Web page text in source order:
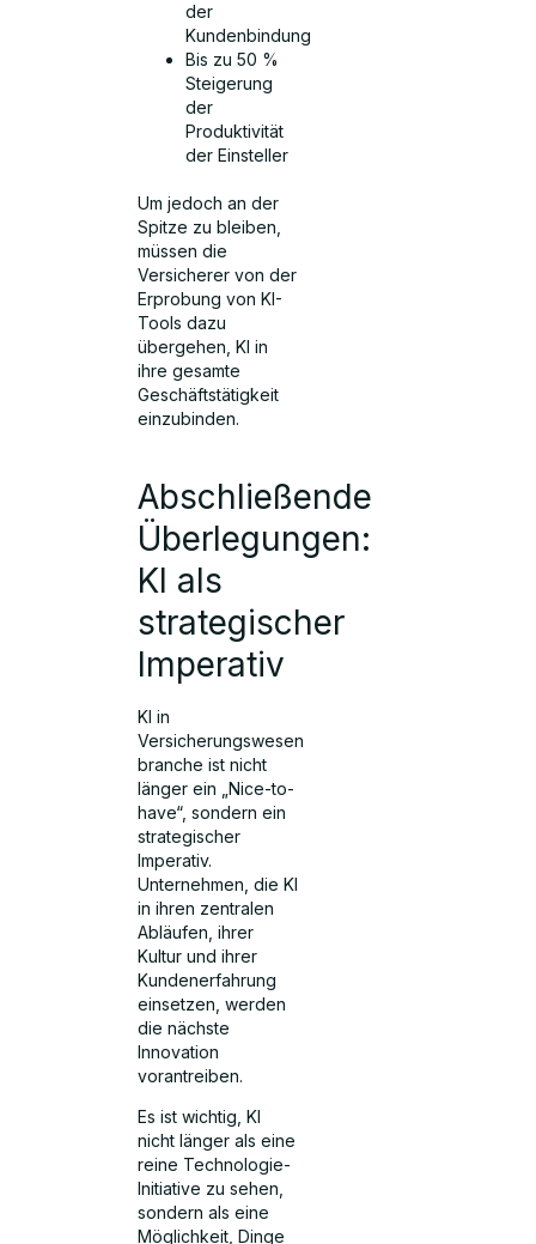
der
Kundenbindung
Bis zu 50 %
Steigerung
der
Produktivität
der Einsteller
Um jedoch an der
Spitze zu bleiben,
müssen die
Versicherer von der
Erprobung von KI-
Tools dazu
übergehen, KI in
ihre gesamte
Geschäftstätigkeit
einzubinden.
Abschließende
Überlegungen:
KI als
strategischer
Imperativ
KI in
Versicherungswesen
branche ist nicht
länger ein „Nice-to-
have“, sondern ein
strategischer
Imperativ.
Unternehmen, die KI
in ihren zentralen
Abläufen, ihrer
Kultur und ihrer
Kundenerfahrung
einsetzen, werden
die nächste
Innovation
vorantreiben.
Es ist wichtig, KI
nicht länger als eine
reine Technologie-
Initiative zu sehen,
sondern als eine
Möglichkeit, Dinge